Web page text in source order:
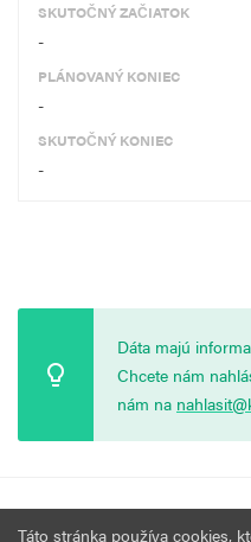
SKUTOČNÝ ZAČIATOK
-
PLÁNOVANÝ KONIEC
-
SKUTOČNÝ KONIEC
-
Dáta majú
Chcete nám
nám na
Táto stránka používa cookies,